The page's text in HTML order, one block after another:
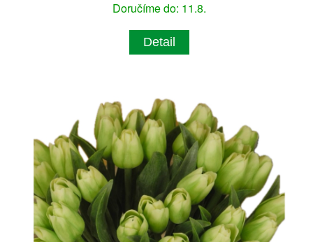
Doručíme do: 11.8.
Detail